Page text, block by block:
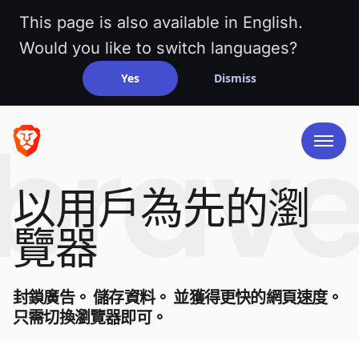
This page is also available in English.
Would you like to switch languages?
Yes Dismiss
以用戶為先的瀏
覽器
封鎖廣告。 儲存資料。 並獲得更快的網頁速度。
只需切換瀏覽器即可。